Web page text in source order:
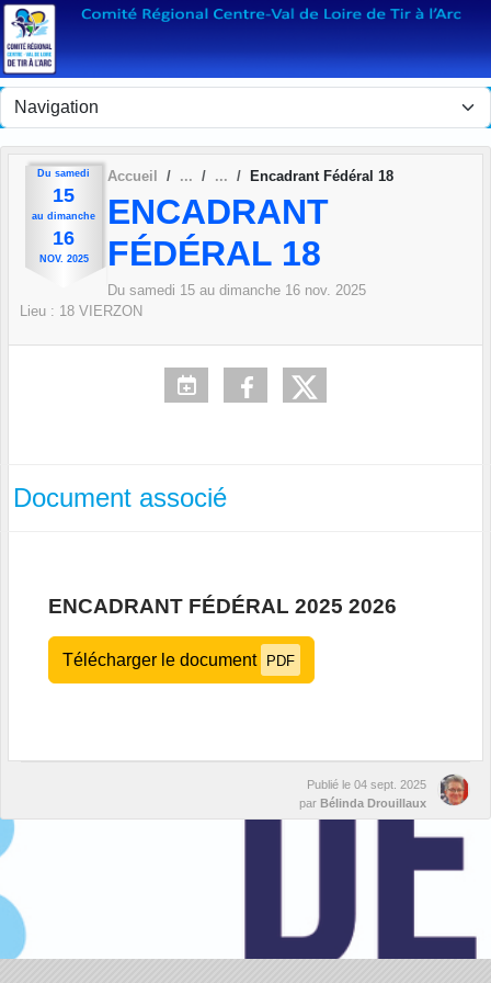
Du samedi
15
au dimanche
16
NOV. 2025
Accueil Encadrant Fédéral 18
ENCADRANT
FÉDÉRAL 18
Du samedi 15 au dimanche 16 nov. 2025
Lieu : 18 VIERZON
Document associé
ENCADRANT FÉDÉRAL 2025 2026
Télécharger le document PDF
Publié le 04 sept. 2025
par Bélinda Drouillaux
Panneau de gestion des cookies